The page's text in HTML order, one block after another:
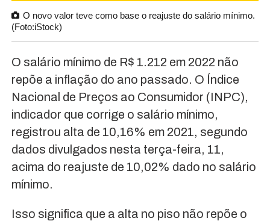
O novo valor teve como base o reajuste do salário mínimo.
(Foto:iStock)
O salário mínimo de R$ 1.212 em 2022 não
repõe a inflação do ano passado. O Índice
Nacional de Preços ao Consumidor (INPC),
indicador que corrige o salário mínimo,
registrou alta de 10,16% em 2021, segundo
dados divulgados nesta terça-feira, 11,
acima do reajuste de 10,02% dado no salário
mínimo.
Isso significa que a alta no piso não repõe o